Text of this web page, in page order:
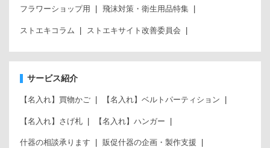
フラワーショップ用 飛沫対策・衛生用品特集
ストエキコラム ストエキサイト改善委員会
サービス紹介
【名入れ】買物かご 【名入れ】ベルトパーティション
【名入れ】さげ札 【名入れ】ハンガー
什器の相談承ります 販促什器の企画・製作支援